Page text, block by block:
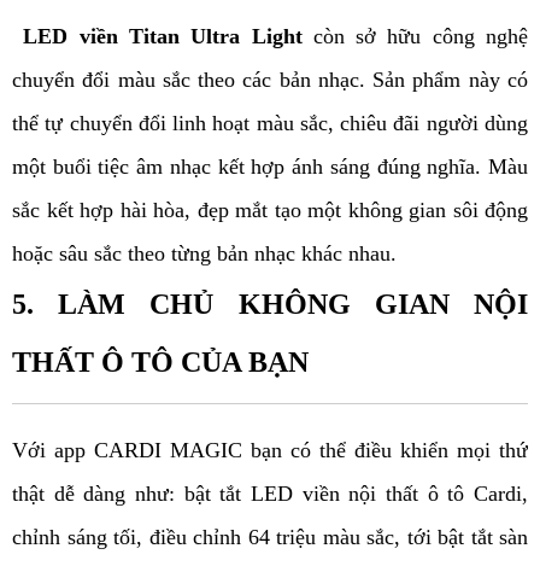
LED viền Titan Ultra Light còn sở hữu công nghệ
chuyển đổi màu sắc theo các bản nhạc. Sản phẩm này có
thể tự chuyển đổi linh hoạt màu sắc, chiêu đãi người dùng
một buổi tiệc âm nhạc kết hợp ánh sáng đúng nghĩa. Màu
sắc kết hợp hài hòa, đẹp mắt tạo một không gian sôi động
hoặc sâu sắc theo từng bản nhạc khác nhau.
5. LÀM CHỦ KHÔNG GIAN NỘI
THẤT Ô TÔ CỦA BẠN
Với app CARDI MAGIC bạn có thể điều khiển mọi thứ
thật dễ dàng như: bật tắt LED viền nội thất ô tô Cardi,
chỉnh sáng tối, điều chỉnh 64 triệu màu sắc, tới bật tắt sàn